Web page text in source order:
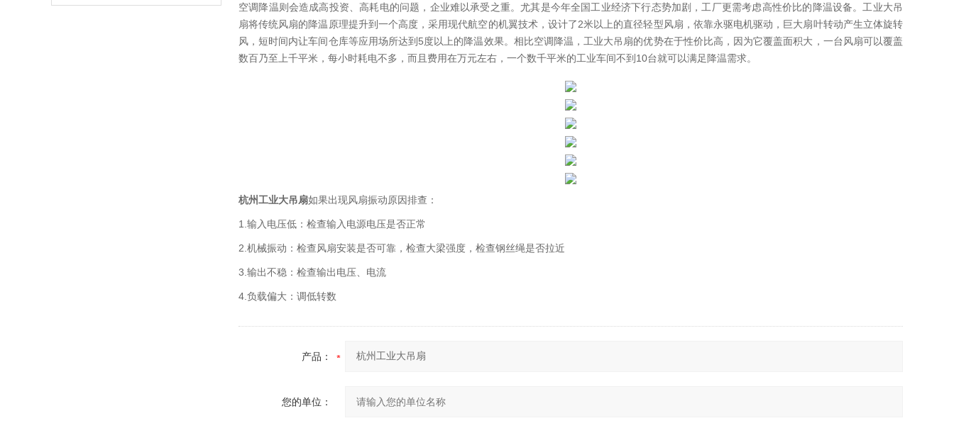
空调降温则会造成高投资、高耗电的问题，企业难以承受之重。尤其是今年全国工业经济下行态势加剧，工厂更需考虑高性价比的降温设备。工业大吊
扇将传统风扇的降温原理提升到一个高度，采用现代航空的机翼技术，设计了2米以上的直径轻型风扇，依靠永驱电机驱动，巨大扇叶转动产生立体旋转
风，短时间内让车间仓库等应用场所达到5度以上的降温效果。相比空调降温，工业大吊扇的优势在于性价比高，因为它覆盖面积大，一台风扇可以覆盖
数百乃至上千平米，每小时耗电不多，而且费用在万元左右，一个数千平米的工业车间不到10台就可以满足降温需求。
杭州工业大吊扇如果出现风扇振动原因排查：
1.输入电压低：检查输入电源电压是否正常
2.机械振动：检查风扇安装是否可靠，检查大梁强度，检查钢丝绳是否拉近
3.输出不稳：检查输出电压、电流
4.负载偏大：调低转数
产品：
您的单位：